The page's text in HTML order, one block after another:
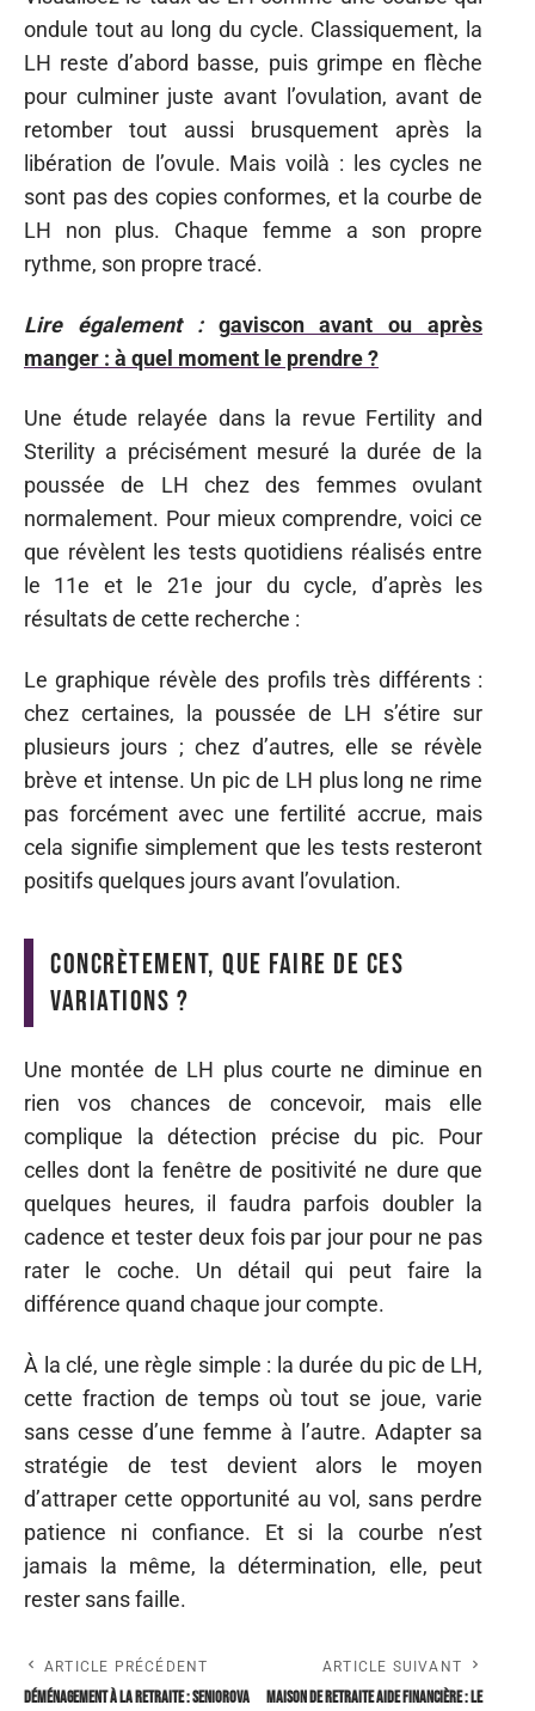
ondule tout au long du cycle. Classiquement, la
LH reste d’abord basse, puis grimpe en flèche
pour culminer juste avant l’ovulation, avant de
retomber tout aussi brusquement après la
libération de l’ovule. Mais voilà : les cycles ne
sont pas des copies conformes, et la courbe de
LH non plus. Chaque femme a son propre
rythme, son propre tracé.
Lire également :
gaviscon avant ou après
manger : à quel moment le prendre ?
Une étude relayée dans la revue Fertility and
Sterility a précisément mesuré la durée de la
poussée de LH chez des femmes ovulant
normalement. Pour mieux comprendre, voici ce
que révèlent les tests quotidiens réalisés entre
le 11e et le 21e jour du cycle, d’après les
résultats de cette recherche :
Le graphique révèle des profils très différents :
chez certaines, la poussée de LH s’étire sur
plusieurs jours ; chez d’autres, elle se révèle
brève et intense. Un pic de LH plus long ne rime
pas forcément avec une fertilité accrue, mais
cela signifie simplement que les tests resteront
positifs quelques jours avant l’ovulation.
Concrètement, que faire de ces
variations ?
Une montée de LH plus courte ne diminue en
rien vos chances de concevoir, mais elle
complique la détection précise du pic. Pour
celles dont la fenêtre de positivité ne dure que
quelques heures, il faudra parfois doubler la
cadence et tester deux fois par jour pour ne pas
rater le coche. Un détail qui peut faire la
différence quand chaque jour compte.
À la clé, une règle simple : la durée du pic de LH,
cette fraction de temps où tout se joue, varie
sans cesse d’une femme à l’autre. Adapter sa
stratégie de test devient alors le moyen
d’attraper cette opportunité au vol, sans perdre
patience ni confiance. Et si la courbe n’est
jamais la même, la détermination, elle, peut
rester sans faille.
ARTICLE PRÉCÉDENT
Déménagement à la retraite : seniorova
ARTICLE SUIVANT
Maison de retraite aide financière : le